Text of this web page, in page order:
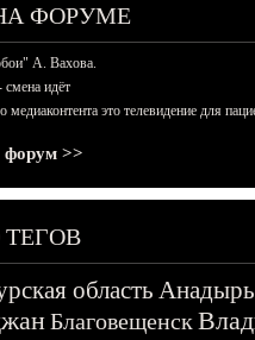
ФОРУМЕ
А. Вахова.
идёт
медиаконтента это телевидение для
форум >>
область Анадырь
Благовещенск